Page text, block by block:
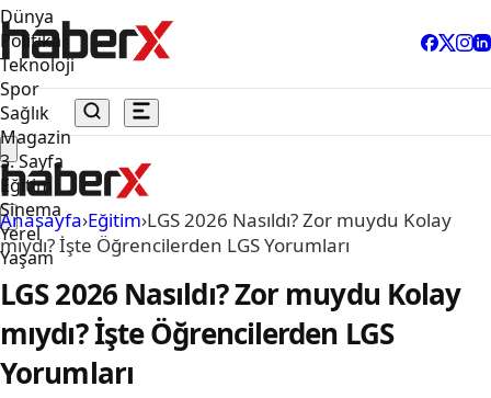
Dünya
Politika
Teknoloji
Spor
Sağlık
Magazin
3. Sayfa
Eğitim
Sinema
Yerel
Yaşam
Anasayfa›Eğitim›LGS 2026 Nasıldı? Zor muydu Kolay
mıydı? İşte Öğrencilerden LGS Yorumları
LGS 2026 Nasıldı? Zor muydu Kolay
mıydı? İşte Öğrencilerden LGS
Yorumları